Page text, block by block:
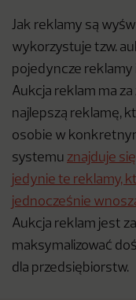
Jak reklamy są
wykorzystuje tzw.
pojedyncze reklamy
Aukcja reklam ma
najlepszą reklamę,
osobie w
systemu znajduje
jedynie te reklamy,
jednocześnie
Aukcja reklam jest
maksymalizować
dla przedsiębiorstw.